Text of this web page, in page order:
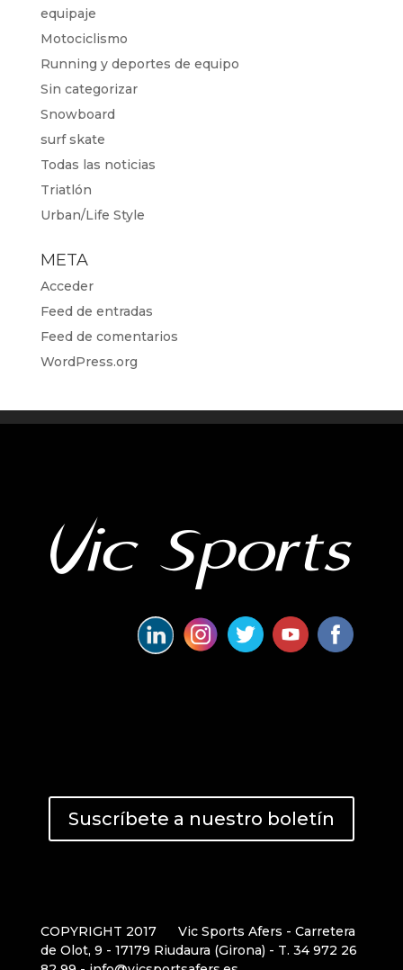
equipaje
Motociclismo
Running y deportes de equipo
Sin categorizar
Snowboard
surf skate
Todas las noticias
Triatlón
Urban/Life Style
META
Acceder
Feed de entradas
Feed de comentarios
WordPress.org
Suscríbete a nuestro boletín
COPYRIGHT 2017
Vic Sports Afers - Carretera
de Olot, 9 - 17179 Riudaura (Girona) - T. 34 972 26